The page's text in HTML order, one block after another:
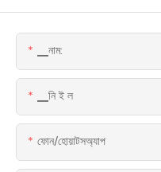
▁নাম:
▁নি ই ল
ফোন/হোয়াটসঅ্যাপ